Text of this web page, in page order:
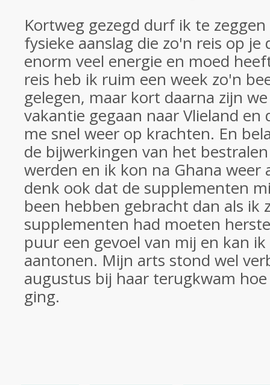
Kortweg gezegd durf ik te
fysieke aanslag die zo'n reis op
enorm veel energie en moed
reis heb ik ruim een week zo'n
gelegen, maar kort daarna zijn
vakantie gegaan naar Vlieland
me snel weer op krachten. En
de bijwerkingen van het
werden en ik kon na Ghana weer
denk ook dat de supplementen
been hebben gebracht dan als ik
supplementen had moeten
puur een gevoel van mij en kan
aantonen. Mijn arts stond wel
augustus bij haar terugkwam
ging.